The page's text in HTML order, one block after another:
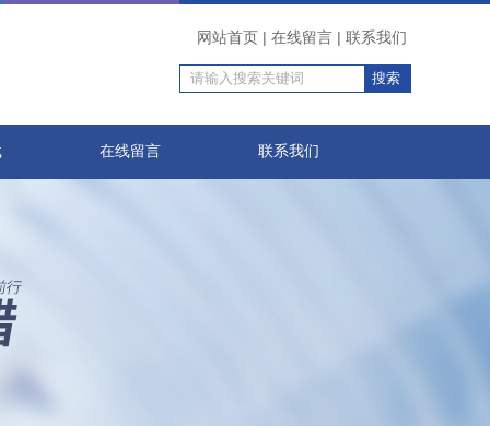
网站首页 | 在线留言 | 联系我们
在线留言 联系我们